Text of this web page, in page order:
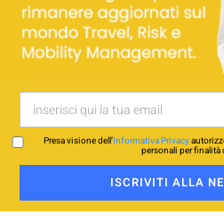
Presa visione dell’Informativa Privacy
personali per finalità
ISCRIVITI ALLA